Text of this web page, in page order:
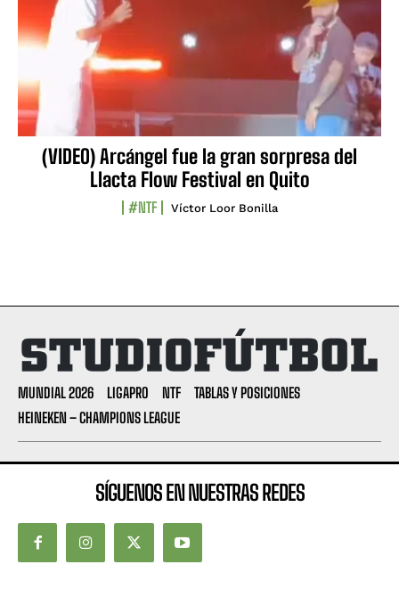
(VIDEO) Arcángel fue la gran sorpresa del
Llacta Flow Festival en Quito
#NTF Víctor Loor Bonilla
MUNDIAL 2026 LIGAPRO NTF
TABLAS Y POSICIONES
HEINEKEN – CHAMPIONS LEAGUE
SÍGUENOS EN NUESTRAS REDES